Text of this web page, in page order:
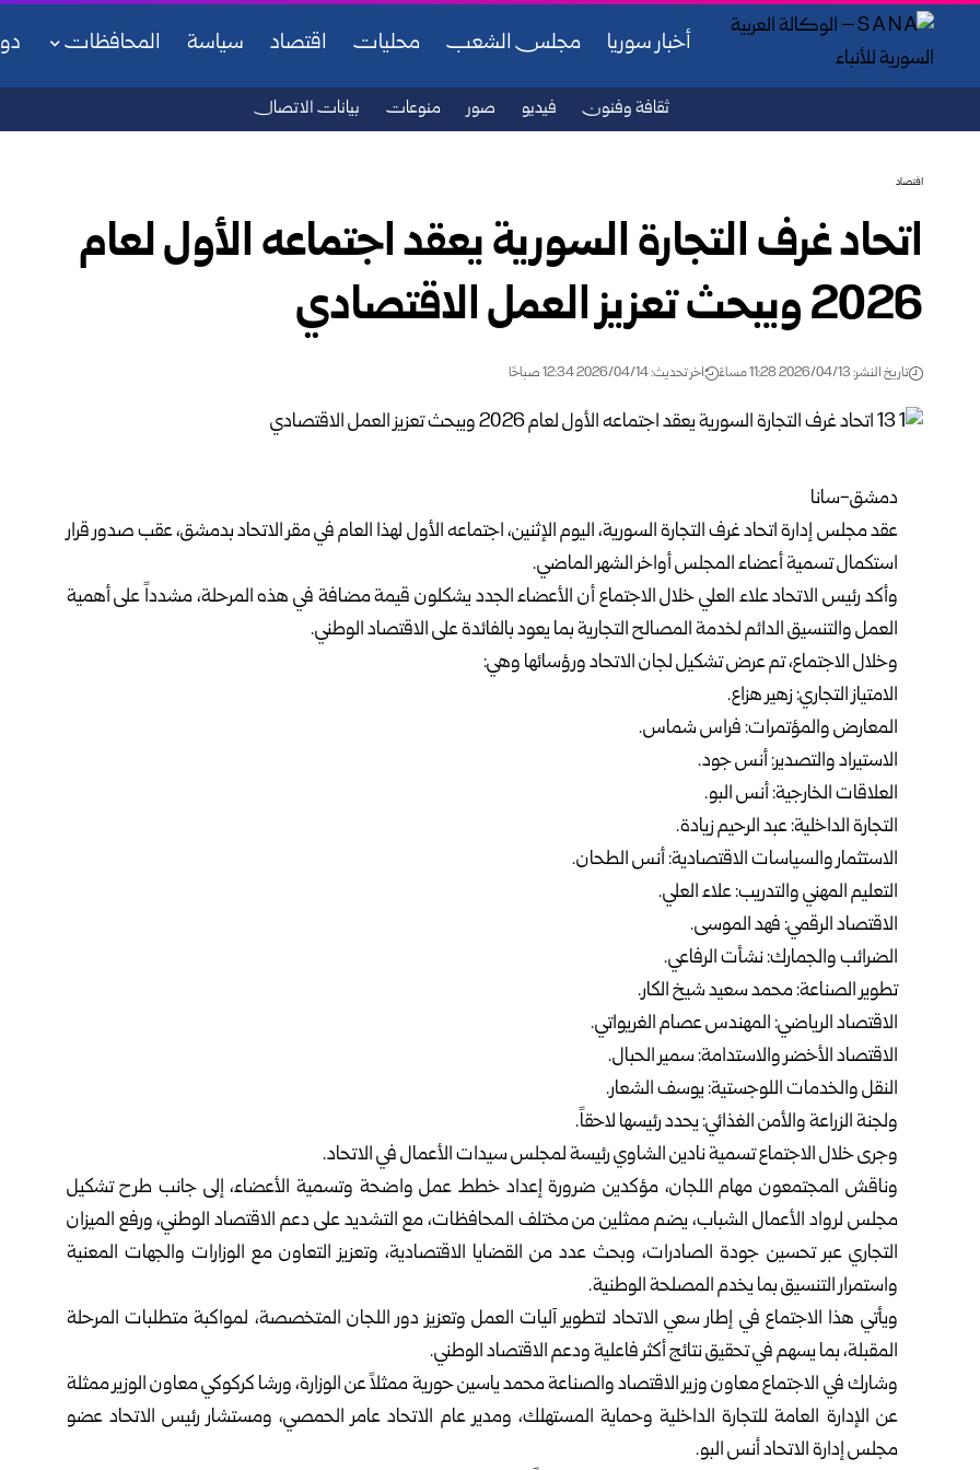
أخبار سوريا مجلس الشعب محليات اقتصاد سياسة المحافظات
ثقافة وفنون فيديو صور منوعات بيانات الاتصال
اقتصاد
اتحاد غرف التجارة السورية يعقد اجتماعه الأول لعام
2026 ويبحث تعزيز العمل الاقتصادي
تاريخ النشر: 2026/04/13 11:28 مساءً اخر تحديث: 2026/04/14 12:34 صباحًا
دمشق-سانا
عقد مجلس إدارة اتحاد غرف التجارة السورية، اليوم الإثنين، اجتماعه الأول لهذا العام في مقر الاتحاد بدمشق، عقب صدور قرار
استكمال تسمية أعضاء المجلس أواخر الشهر الماضي.
وأكد رئيس الاتحاد علاء العلي خلال الاجتماع أن الأعضاء الجدد يشكلون قيمة مضافة في هذه المرحلة، مشدداً على أهمية
العمل والتنسيق الدائم لخدمة المصالح التجارية بما يعود بالفائدة على الاقتصاد الوطني.
وخلال الاجتماع، تم عرض تشكيل لجان الاتحاد ورؤسائها وهي:
الامتياز التجاري: زهير هزاع.
المعارض والمؤتمرات: فراس شماس.
الاستيراد والتصدير: أنس جود.
العلاقات الخارجية: أنس البو.
التجارة الداخلية: عبد الرحيم زيادة.
الاستثمار والسياسات الاقتصادية: أنس الطحان.
التعليم المهني والتدريب: علاء العلي.
الاقتصاد الرقمي: فهد الموسى.
الضرائب والجمارك: نشأت الرفاعي.
تطوير الصناعة: محمد سعيد شيخ الكار.
الاقتصاد الرياضي: المهندس عصام الغريواتي.
الاقتصاد الأخضر والاستدامة: سمير الحبال.
النقل والخدمات اللوجستية: يوسف الشعار.
ولجنة الزراعة والأمن الغذائي: يحدد رئيسها لاحقاً.
وجرى خلال الاجتماع تسمية نادين الشاوي رئيسة لمجلس سيدات الأعمال في الاتحاد.
وناقش المجتمعون مهام اللجان، مؤكدين ضرورة إعداد خطط عمل واضحة وتسمية الأعضاء، إلى جانب طرح تشكيل
مجلس لرواد الأعمال الشباب، يضم ممثلين من مختلف المحافظات، مع التشديد على دعم الاقتصاد الوطني، ورفع الميزان
التجاري عبر تحسين جودة الصادرات، وبحث عدد من القضايا الاقتصادية، وتعزيز التعاون مع الوزارات والجهات المعنية
واستمرار التنسيق بما يخدم المصلحة الوطنية.
ويأتي هذا الاجتماع في إطار سعي الاتحاد لتطوير آليات العمل وتعزيز دور اللجان المتخصصة، لمواكبة متطلبات المرحلة
المقبلة، بما يسهم في تحقيق نتائج أكثر فاعلية ودعم الاقتصاد الوطني.
وشارك في الاجتماع معاون وزير الاقتصاد والصناعة محمد ياسين حورية ممثلاً عن الوزارة، ورشا كركوكي معاون الوزير ممثلة
عن الإدارة العامة للتجارة الداخلية وحماية المستهلك، ومدير عام الاتحاد عامر الحمصي، ومستشار رئيس الاتحاد عضو
مجلس إدارة الاتحاد أنس البو.